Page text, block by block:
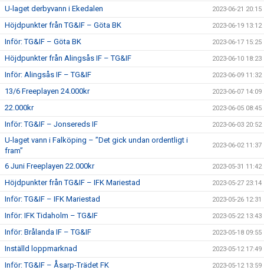
U-laget derbyvann i Ekedalen 2023-06-21 20:15
Höjdpunkter från TG&IF – Göta BK 2023-06-19 13:12
Inför: TG&IF – Göta BK 2023-06-17 15:25
Höjdpunkter från Alingsås IF – TG&IF 2023-06-10 18:23
Inför: Alingsås IF – TG&IF 2023-06-09 11:32
13/6 Freeplayen 24.000kr 2023-06-07 14:09
22.000kr 2023-06-05 08:45
Inför: TG&IF – Jonsereds IF 2023-06-03 20:52
U-laget vann i Falköping – ”Det gick undan ordentligt i
fram”
2023-06-02 11:37
6 Juni Freeplayen 22.000kr 2023-05-31 11:42
Höjdpunkter från TG&IF – IFK Mariestad 2023-05-27 23:14
Inför: TG&IF – IFK Mariestad 2023-05-26 12:31
Inför: IFK Tidaholm – TG&IF 2023-05-22 13:43
Inför: Brålanda IF – TG&IF 2023-05-18 09:55
Inställd loppmarknad 2023-05-12 17:49
Inför: TG&IF – Åsarp-Trädet FK 2023-05-12 13:59